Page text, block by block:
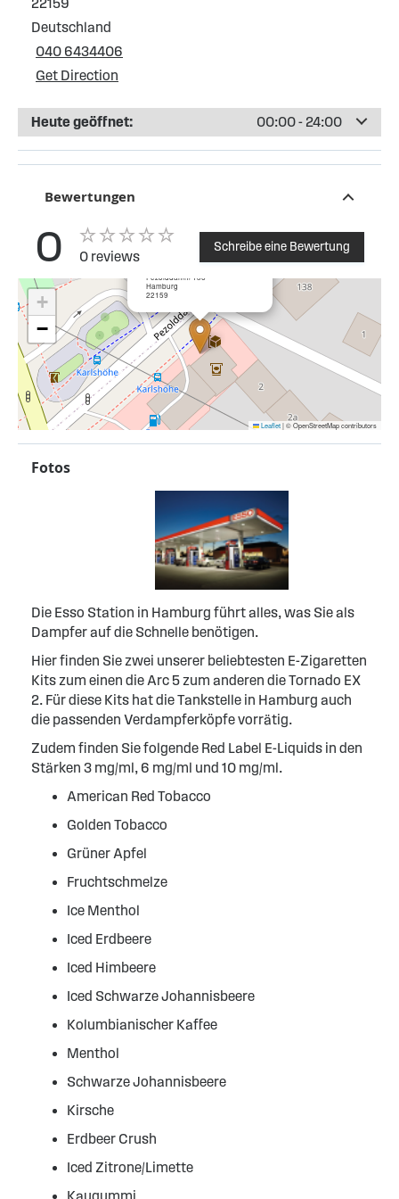
22159
Deutschland
040 6434406
Get Direction
Heute geöffnet: 00:00 - 24:00
Bewertungen
0 0 reviews
Schreibe eine Bewertung
Pezolddamm 136
Hamburg
22159
×
+
−
Leaflet|© OpenStreetMap contributors
Fotos
Die Esso Station in Hamburg führt alles, was Sie als
Dampfer auf die Schnelle benötigen.
Hier finden Sie zwei unserer beliebtesten E-Zigaretten
Kits zum einen die Arc 5 zum anderen die Tornado EX
2. Für diese Kits hat die Tankstelle in Hamburg auch
die passenden Verdampferköpfe vorrätig.
Zudem finden Sie folgende Red Label E-Liquids in den
Stärken 3 mg/ml, 6 mg/ml und 10 mg/ml.
American Red Tobacco
Golden Tobacco
Grüner Apfel
Fruchtschmelze
Ice Menthol
Iced Erdbeere
Iced Himbeere
Iced Schwarze Johannisbeere
Kolumbianischer Kaffee
Menthol
Schwarze Johannisbeere
Kirsche
Erdbeer Crush
Iced Zitrone/Limette